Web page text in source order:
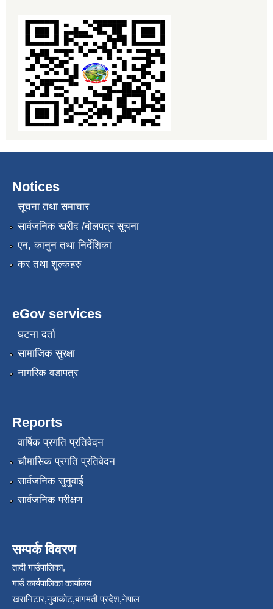
Notices
सूचना तथा समाचार
सार्वजनिक खरीद /बोलपत्र सूचना
एन, कानुन तथा निर्देशिका
कर तथा शुल्कहरु
eGov services
घटना दर्ता
सामाजिक सुरक्षा
नागरिक वडापत्र
Reports
वार्षिक प्रगति प्रतिवेदन
चौमासिक प्रगति प्रतिवेदन
सार्वजनिक सुनुवाई
सार्वजनिक परीक्षण
सम्पर्क विवरण
तादी गाउँपालिका,
गाउँ कार्यपालिका कार्यालय
खरानिटार,नुवाकोट,बागमती प्रदेश,नेपाल